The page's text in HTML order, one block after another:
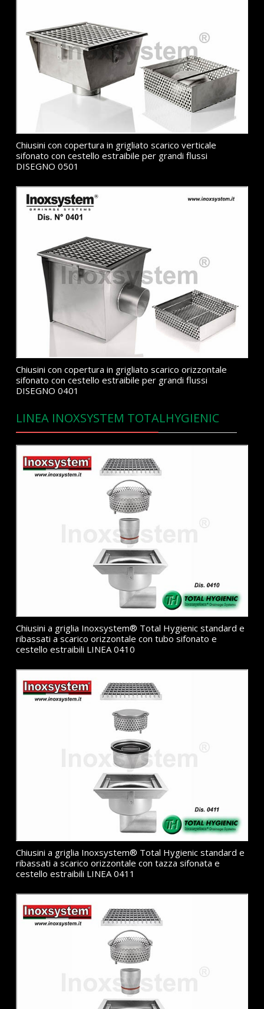
Chiusini con copertura in grigliato scarico verticale
sifonato con cestello estraibile per grandi flussi
DISEGNO 0501
Chiusini con copertura in grigliato scarico orizzontale
sifonato con cestello estraibile per grandi flussi
DISEGNO 0401
LINEA INOXSYSTEM TOTALHYGIENIC
Chiusini a griglia Inoxsystem® Total Hygienic standard e
ribassati a scarico orizzontale con tubo sifonato e
cestello estraibili LINEA 0410
Chiusini a griglia Inoxsystem® Total Hygienic standard e
ribassati a scarico orizzontale con tazza sifonata e
cestello estraibili LINEA 0411